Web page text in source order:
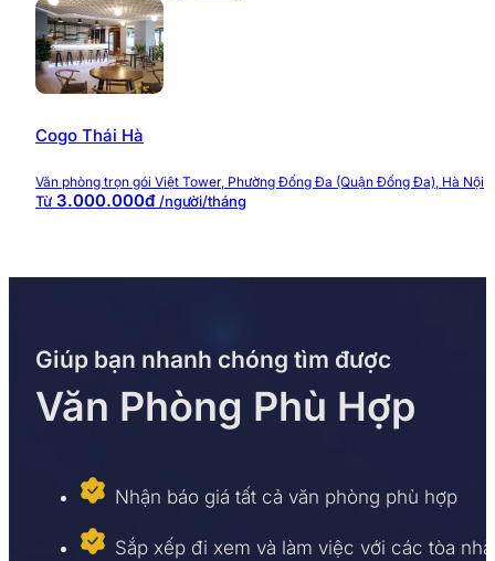
Cogo Thái Hà
Văn phòng trọn gói Việt Tower, Phường Đống Đa (Quận Đống Đa), Hà Nội
Từ 3.000.000đ/người/tháng
Giúp bạn nhanh chóng tìm được
Văn Phòng Phù Hợp
Nhận báo giá tất cả văn phòng phù hợp
Sắp xếp đi xem và làm việc với các tòa nhà